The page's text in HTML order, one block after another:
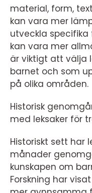
material, form,
kan vara mer
utveckla
kan vara mer
är viktigt att välja
barnet och som
på olika områden.
Historisk
med leksaker för
Historiskt sett har
månader
kunskapen om
Forskning har